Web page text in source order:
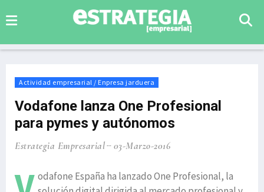
Actividad empresarial / Enpresa jarduera
Vodafone lanza One Profesional
para pymes y autónomos
Estrategia Empresarial 03-Marzo-2016
odafone España ha lanzado One Profesional, la